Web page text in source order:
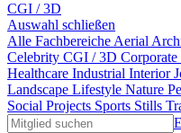
CGI / 3D
Auswahl schließen
Alle Fachbereiche Aerial
Celebrity CGI / 3D Corporate
Healthcare Industrial Interior
Landscape Lifestyle Nature
Social Projects Sports Stills